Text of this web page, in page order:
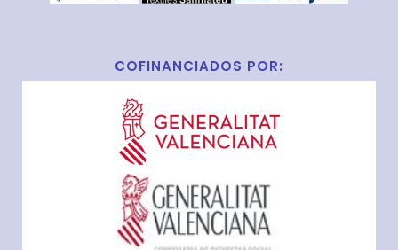
COFINANCIADOS POR: